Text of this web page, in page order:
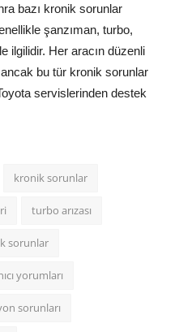
bazı kronik sorunlar
şanzıman, turbo,
ilgilidir. Her aracın düzenli
bu tür kronik sorunlar
servislerinden destek
kronik sorunlar
turbo arızası
sorunlar
yorumları
sorunları